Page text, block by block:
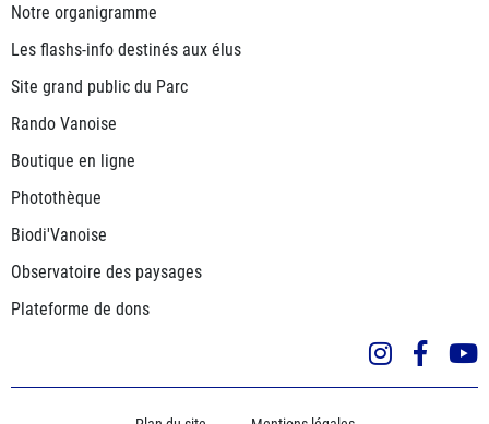
Notre organigramme
Les flashs-info destinés aux élus
Site grand public du Parc
Rando Vanoise
Boutique en ligne
Photothèque
Biodi'Vanoise
Observatoire des paysages
Plateforme de dons